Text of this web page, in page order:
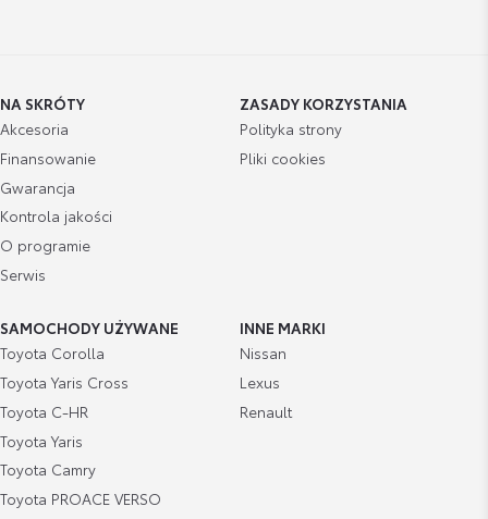
NA SKRÓTY
Akcesoria
Finansowanie
Gwarancja
Kontrola jakości
O programie
Serwis
ZASADY KORZYSTANIA
Polityka strony
Pliki cookies
SAMOCHODY UŻYWANE
Toyota Corolla
Toyota Yaris Cross
Toyota C-HR
Toyota Yaris
Toyota Camry
Toyota PROACE VERSO
INNE MARKI
Nissan
Lexus
Renault